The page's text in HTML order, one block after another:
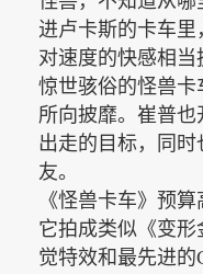
进卢卡斯的卡车
对速度的快感相
惊世骇俗的怪兽卡
所向披靡。崔普
出走的目标，同
友。
《怪兽卡车》预算
它拍成类似《变
觉特效和最先进